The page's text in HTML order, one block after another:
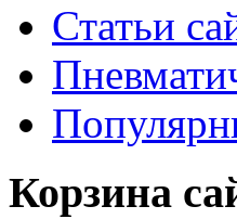
Статьи
Корзина